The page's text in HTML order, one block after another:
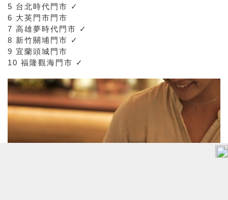
5 台北時代門市 ✓
6 大英門市門市
7 高雄夢時代門市 ✓
8 新竹關埔門市 ✓
9 宜蘭頭城門市
10 福隆觀海門市 ✓